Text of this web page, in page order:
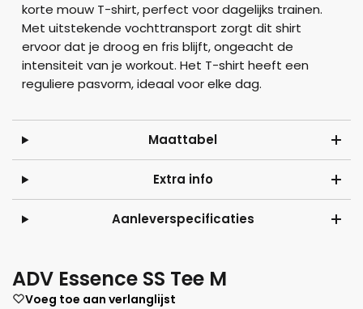
korte mouw T-shirt, perfect voor dagelijks trainen.
Met uitstekende vochttransport zorgt dit shirt
ervoor dat je droog en fris blijft, ongeacht de
intensiteit van je workout. Het T-shirt heeft een
reguliere pasvorm, ideaal voor elke dag.
Maattabel
Extra info
Aanleverspecificaties
ADV Essence SS Tee M
Voeg toe aan verlanglijst